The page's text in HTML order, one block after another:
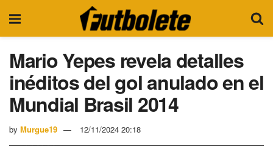
Mario Yepes revela detalles
inéditos del gol anulado en el
Mundial Brasil 2014
by Murgue19 12/11/2024 20:18